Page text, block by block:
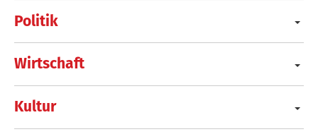
Politik
Wirtschaft
Kultur